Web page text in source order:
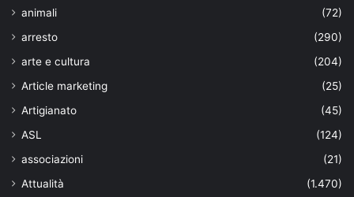
animali
(72)
arresto
(290)
arte e cultura
(204)
Article marketing
(25)
Artigianato
(45)
ASL
(124)
associazioni
(21)
Attualità
(1.470)